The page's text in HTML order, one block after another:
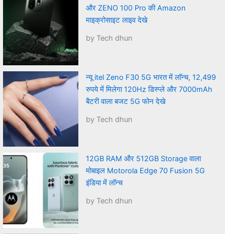
और ZENO 100 Pro की Amazon
माइक्रोसाइट लाइव देखे
by Tech dhun
न्यू itel Zeno F30 5G भारत में लॉन्च, 12,499
रुपये में मिलेगा 120Hz डिस्प्ले और 7000mAh
बैटरी वाला बजट 5G फोन देखे
by Tech dhun
12GB RAM और 512GB Storage वाला
मोबाइल Motorola Edge 70 Fusion 5G
इंडिया में लॉन्च
by Tech dhun